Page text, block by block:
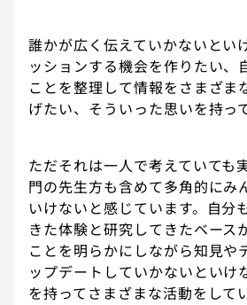
誰かが広く伝えていかないとい
ッションする機会を作りたい、
ことを整理して情報をさまざま
げたい、そういった思いを持っ
ただそれは一人で考えていても
門の先生方も含めて多角的にみ
いけないと感じています。自分
きた体験と研究してきたベース
ことを明らかにしながら知見や
ップデートしていかないといけ
を持ってさまざまな活動をして